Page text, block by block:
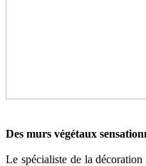
Des murs végétaux
Le spécialiste de la